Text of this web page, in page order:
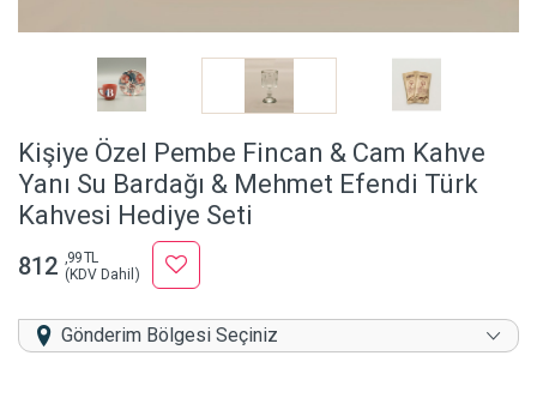
Kişiye Özel Pembe Fincan & Cam Kahve
Yanı Su Bardağı & Mehmet Efendi Türk
Kahvesi Hediye Seti
812 ,99 TL
(KDV Dahil)
Gönderim Bölgesi Seçiniz